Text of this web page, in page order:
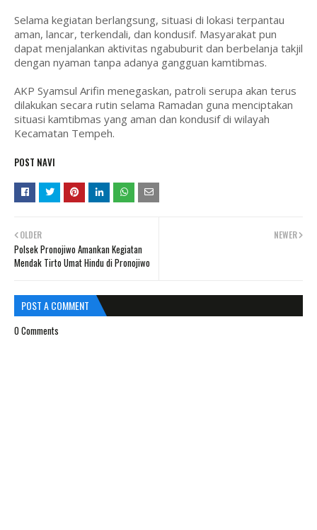
Selama kegiatan berlangsung, situasi di lokasi terpantau
aman, lancar, terkendali, dan kondusif. Masyarakat pun
dapat menjalankan aktivitas ngabuburit dan berbelanja takjil
dengan nyaman tanpa adanya gangguan kamtibmas.
AKP Syamsul Arifin menegaskan, patroli serupa akan terus
dilakukan secara rutin selama Ramadan guna menciptakan
situasi kamtibmas yang aman dan kondusif di wilayah
Kecamatan Tempeh.
POST NAVI
NEWER
OLDER
Polsek Pronojiwo Amankan Kegiatan
Mendak Tirto Umat Hindu di Pronojiwo
POST A COMMENT
0 Comments